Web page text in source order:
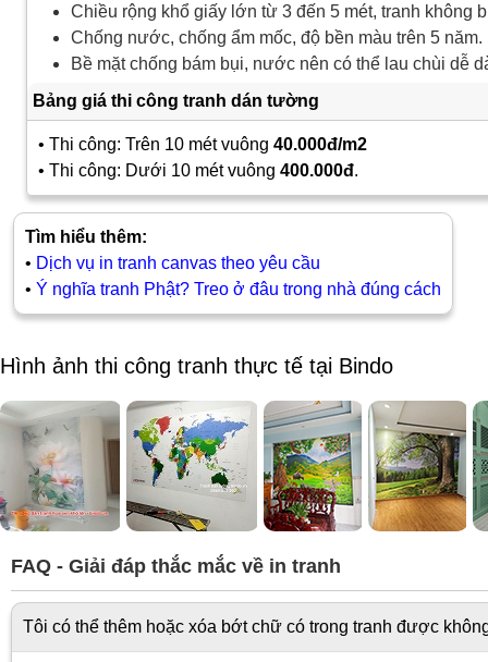
Chiều rộng khổ giấy lớn từ 3 đến 5 mét, tranh không
Chống nước, chống ẩm mốc, độ bền màu trên 5 năm.
Bề mặt chống bám bụi, nước nên có thể lau chùi dễ
Bảng giá thi công tranh dán tường
• Thi công: Trên 10 mét vuông 40.000đ/m2
• Thi công: Dưới 10 mét vuông 400.000đ.
Tìm hiểu thêm:
• Dịch vụ in tranh canvas theo yêu cầu
• Ý nghĩa tranh Phật? Treo ở đâu trong nhà đúng cách
Hình ảnh thi công tranh thực tế tại Bindo
FAQ - Giải đáp thắc mắc về in tranh
Tôi có thể thêm hoặc xóa bớt chữ có trong tranh được